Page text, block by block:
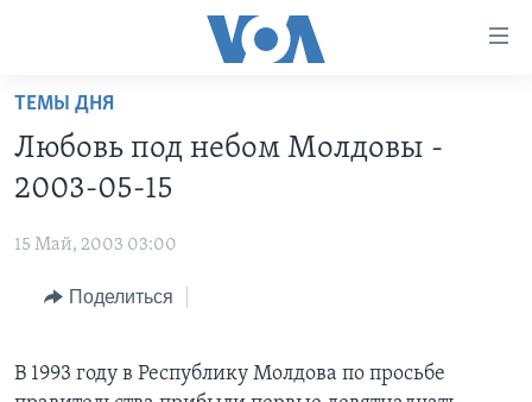
Перейти
основной
контент
навигации
ГЛАВНОЕ
НОВОСТИ ЗА МИНУТУ
ИТОГИ
ДИСКУССИЯ VOA
УЧИМ АНГЛИЙСКИЙ
НАША АМЕРИКАНСКАЯ ИСТОРИЯ
АРТЕФАКТЫ
ЭКСПЕРТИЗА
ИНТЕРВЬЮ
ЗА СВОБОДУ ПРЕССЫ
ТЕМЫ ДНЯ
Любовь под небом Молдовы -
2003-05-15
15 Май, 2003 03:00
Поделиться
В 1993 году в Республику Молдова по просьбе